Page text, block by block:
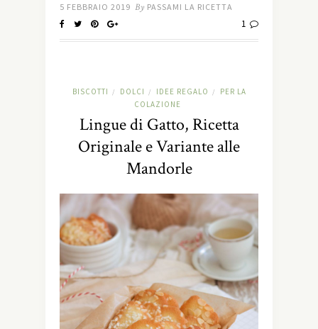
5 FEBBRAIO 2019 By PASSAMI LA RICETTA
1
BISCOTTI / DOLCI / IDEE REGALO /
PER LA
COLAZIONE
Lingue di Gatto, Ricetta
Originale e Variante alle
Mandorle